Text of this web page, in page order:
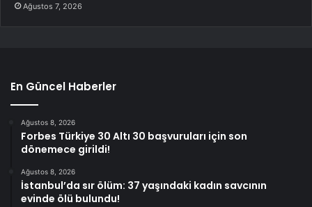
Ağustos 7, 2026
En Güncel Haberler
Ağustos 8, 2026
Forbes Türkiye 30 Altı 30 başvuruları için son
dönemece girildi!
Ağustos 8, 2026
İstanbul’da sır ölüm: 37 yaşındaki kadın savcının
evinde ölü bulundu!